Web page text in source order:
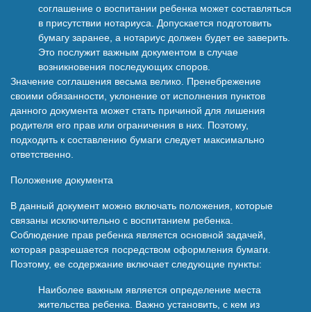
соглашение о воспитании ребенка может составляться
в присутствии нотариуса. Допускается подготовить
бумагу заранее, а нотариус должен будет ее заверить.
Это послужит важным документом в случае
возникновения последующих споров.
Значение соглашения весьма велико. Пренебрежение
своими обязанности, уклонение от исполнения пунктов
данного документа может стать причиной для лишения
родителя его прав или ограничения в них. Поэтому,
подходить к составлению бумаги следует максимально
ответственно.
Положение документа
В данный документ можно включать положения, которые
связаны исключительно с воспитанием ребенка.
Соблюдение прав ребенка является основной задачей,
которая разрешается посредством оформления бумаги.
Поэтому, ее содержание включает следующие пункты:
Наиболее важным является определение места
жительства ребенка. Важно установить, с кем из